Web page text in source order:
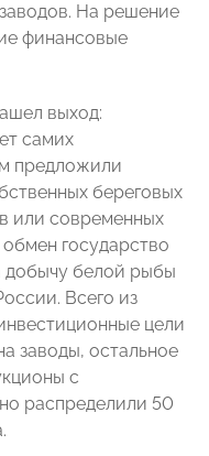
На решение
финансовые
выход:
самих
предложили
береговых
или современных
государство
добычу белой рыбы
Всего из
цели
заводы, остальное
с
распределили 50